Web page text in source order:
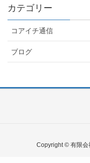
カテゴリー
コアイチ通信
ブログ
Copyright © 有限会